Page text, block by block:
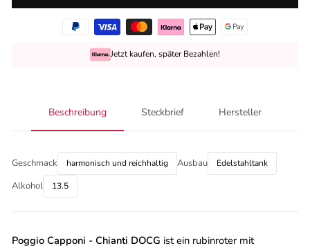
Jetzt kaufen, später Bezahlen!
Beschreibung Steckbrief Hersteller
Geschmack harmonisch und reichhaltig Ausbau Edelstahltank
Alkohol 13.5
Poggio Capponi - Chianti DOCG ist ein rubinroter mit